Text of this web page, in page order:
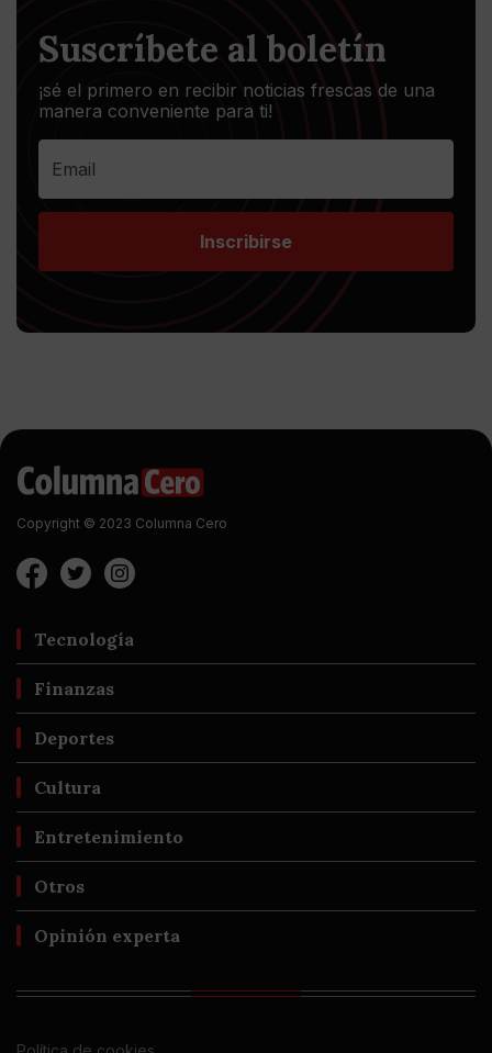
Suscríbete al boletín
¡sé el primero en recibir noticias frescas de una
manera conveniente para ti!
Inscribirse
Copyright © 2023 Columna Cero
Tecnología
Finanzas
Deportes
Cultura
Entretenimiento
Otros
Opinión experta